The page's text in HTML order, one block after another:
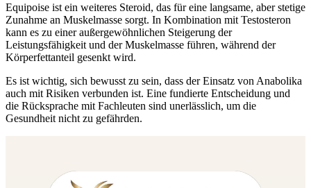
Equipoise ist ein weiteres Steroid, das für eine langsame, aber stetige
Zunahme an Muskelmasse sorgt. In Kombination mit Testosteron
kann es zu einer außergewöhnlichen Steigerung der
Leistungsfähigkeit und der Muskelmasse führen, während der
Körperfettanteil gesenkt wird.
Es ist wichtig, sich bewusst zu sein, dass der Einsatz von Anabolika
auch mit Risiken verbunden ist. Eine fundierte Entscheidung und
die Rücksprache mit Fachleuten sind unerlässlich, um die
Gesundheit nicht zu gefährden.